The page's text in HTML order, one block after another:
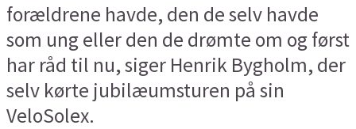
forældrene havde, den de selv havde
som ung eller den de drømte om og først
har råd til nu, siger Henrik Bygholm, der
selv kørte jubilæumsturen på sin
VeloSolex.